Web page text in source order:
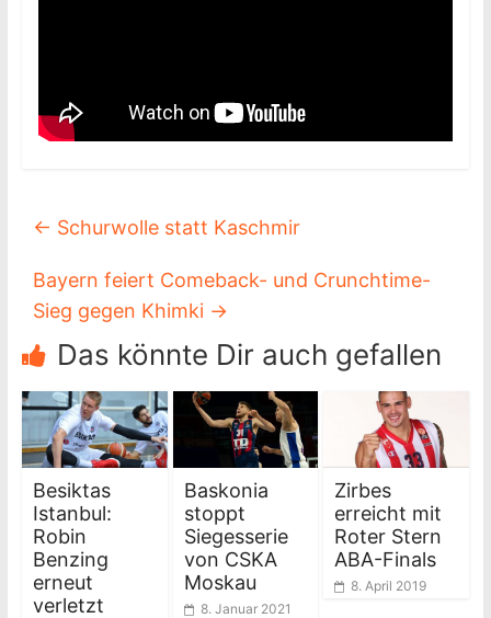
← Schurwolle statt Kaschmir
Bayern feiert Comeback- und Crunchtime-
Sieg gegen Khimki →
Das könnte Dir auch gefallen
Besiktas
Istanbul:
Robin
Benzing
erneut
verletzt
Baskonia
stoppt
Siegesserie
von CSKA
Moskau
8. Januar 2021
Zirbes
erreicht mit
Roter Stern
ABA-Finals
8. April 2019